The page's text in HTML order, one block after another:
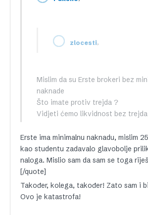
zlocesti,
Mislim da su Erste brokeri bez
naknade
Što imate protiv trejda ?
Vidjeti ćemo likvidnost bez trejda
Erste ima minimalnu naknadu, mislim
kao studentu zadavalo glavobolje
naloga. Mislio sam da sam se toga
[/quote]
Također, kolega, također! Zato sam i
Ovo je katastrofa!